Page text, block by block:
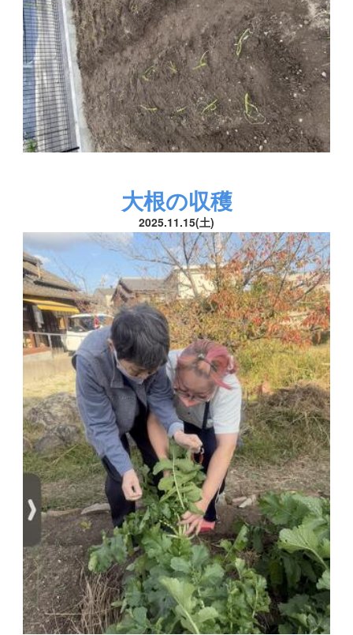
大根の収穫
2025.11.15(土)